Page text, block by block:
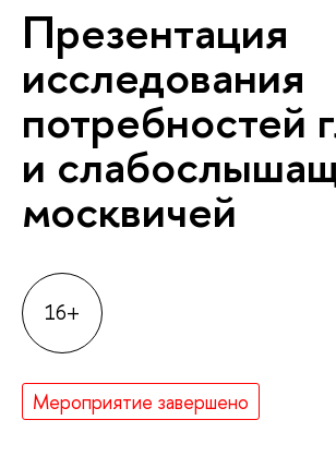
Презентация
исследования
потребностей
и
москвичей
16+
Мероприятие завершено